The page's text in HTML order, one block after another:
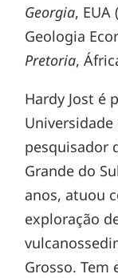
Georgia, EUA
Geologia
Pretoria,
Hardy Jost é
pesquisador
Grande do
anos, atuou
exploração
Grosso. Tem